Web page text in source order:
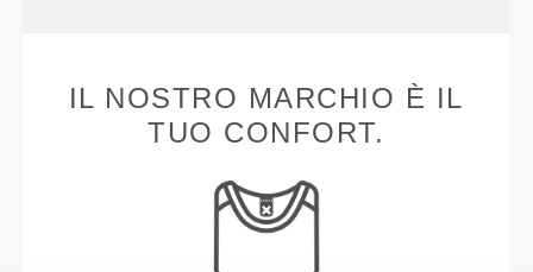
IL NOSTRO MARCHIO È IL
TUO CONFORT.